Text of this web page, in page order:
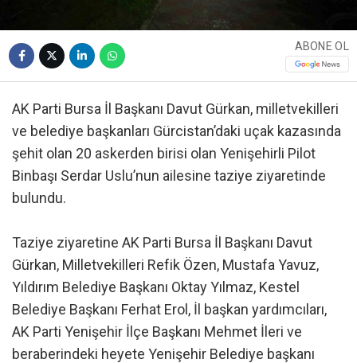
ABONE OL
AK Parti Bursa İl Başkanı Davut Gürkan, milletvekilleri
ve belediye başkanları Gürcistan’daki uçak kazasında
şehit olan 20 askerden birisi olan Yenişehirli Pilot
Binbaşı Serdar Uslu’nun ailesine taziye ziyaretinde
bulundu.
Taziye ziyaretine AK Parti Bursa İl Başkanı Davut
Gürkan, Milletvekilleri Refik Özen, Mustafa Yavuz,
Yıldırım Belediye Başkanı Oktay Yılmaz, Kestel
Belediye Başkanı Ferhat Erol, İl başkan yardımcıları,
AK Parti Yenişehir İlçe Başkanı Mehmet İleri ve
beraberindeki heyete Yenişehir Belediye başkanı